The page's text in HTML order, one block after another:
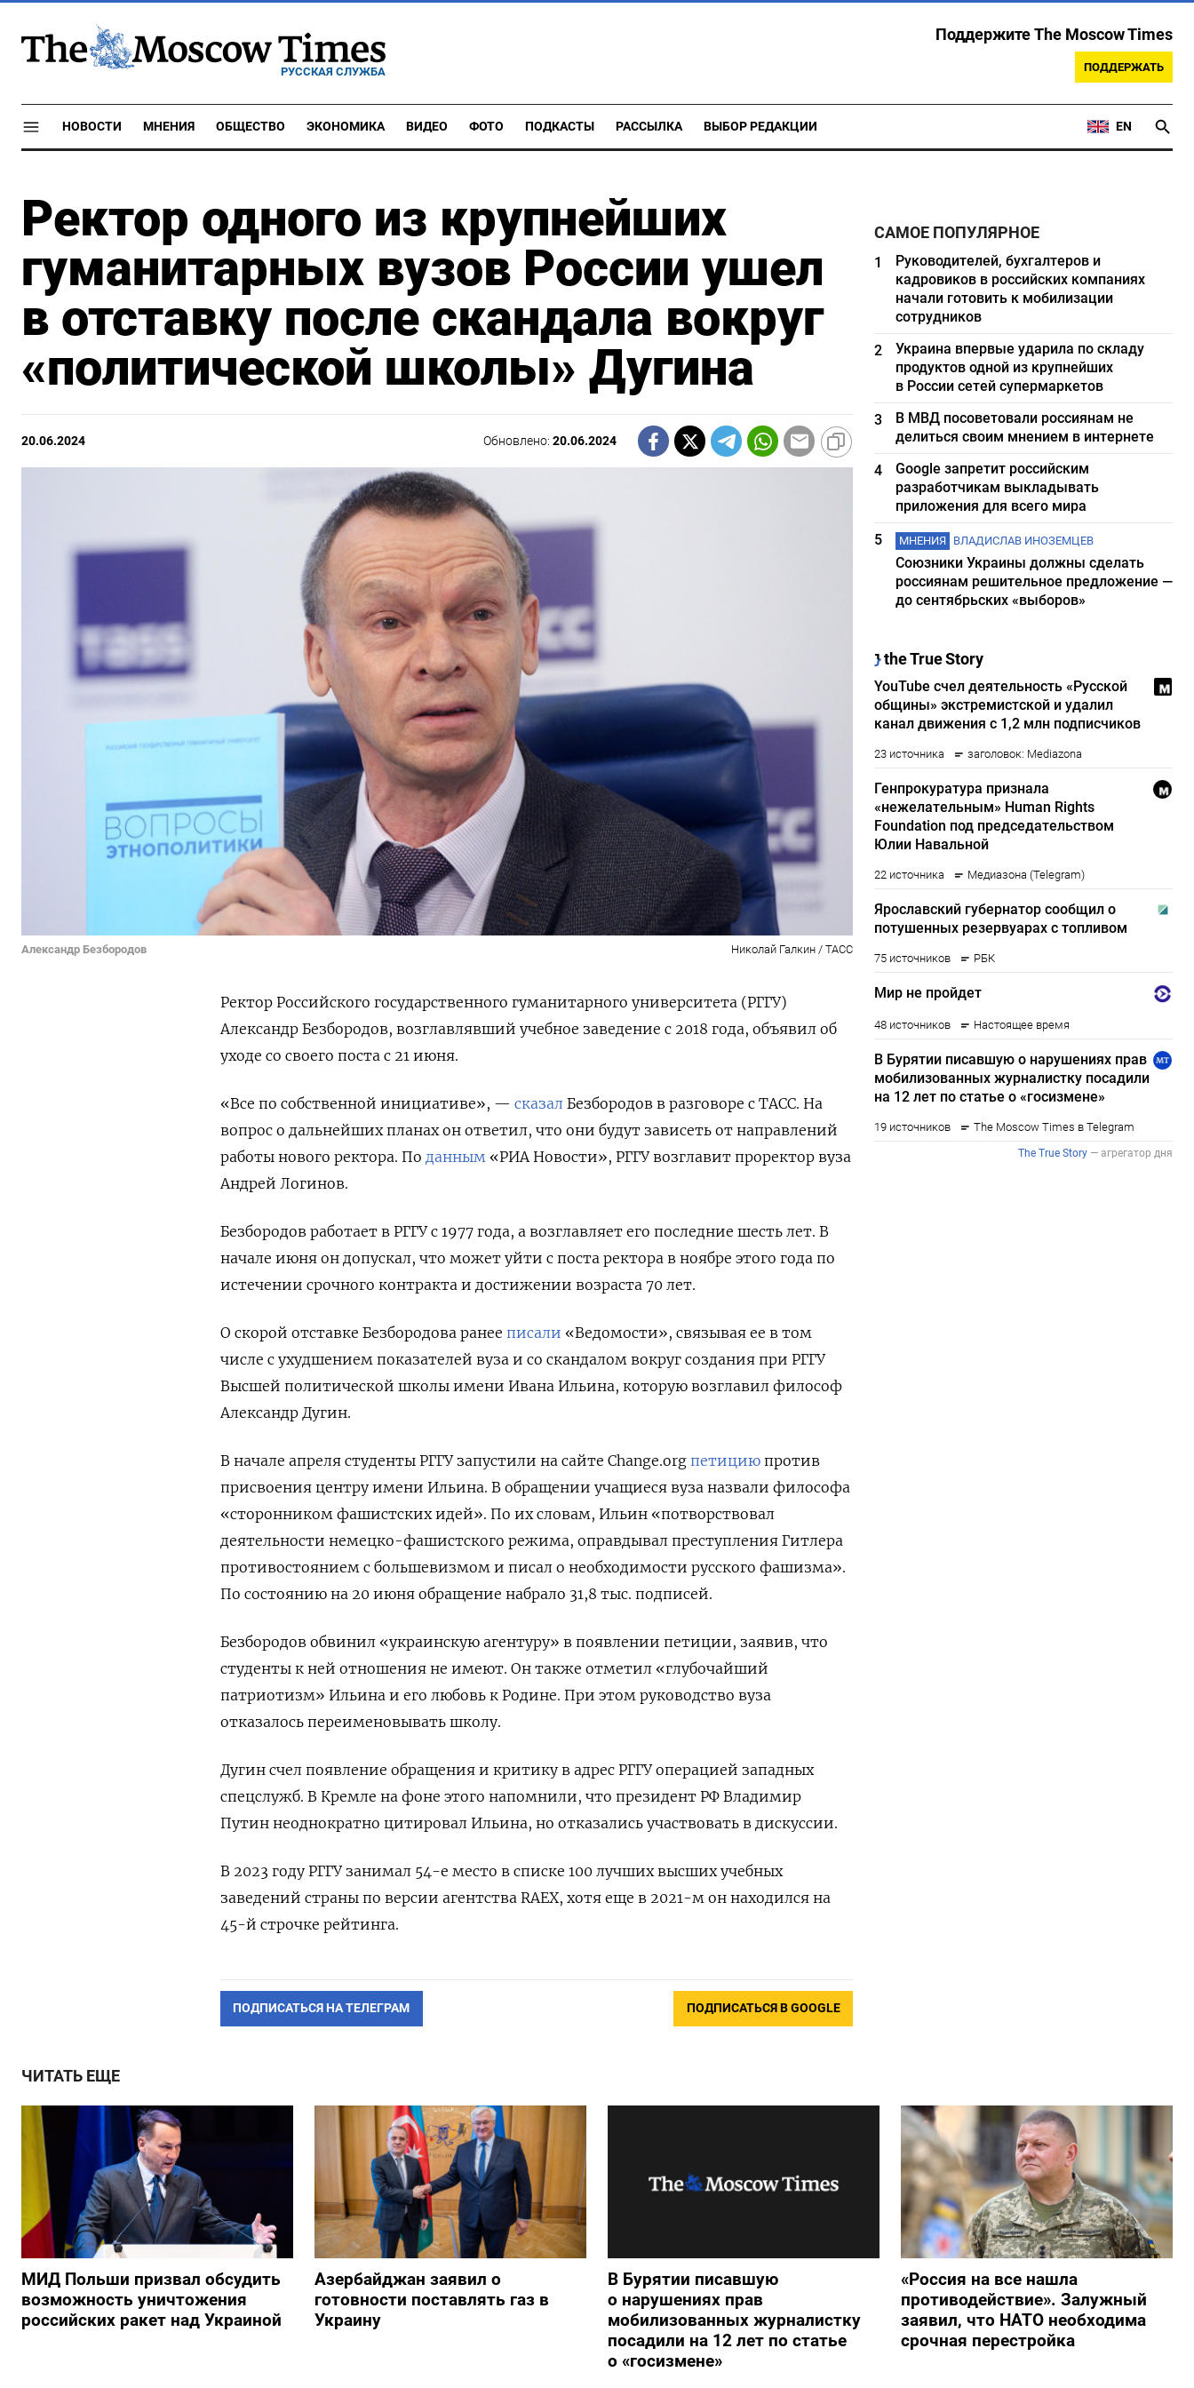
РУССКАЯ СЛУЖБА
Поддержите The Moscow Times
ПОДДЕРЖАТЬ
НОВОСТИ МНЕНИЯ ОБЩЕСТВО ЭКОНОМИКА ВИДЕО ФОТО ПОДКАСТЫ РАССЫЛКА ВЫБОР РЕДАКЦИИ EN
Ректор одного из крупнейших
гуманитарных вузов России ушел
в отставку после скандала вокруг
«политической школы» Дугина
20.06.2024 Обновлено:20.06.2024
Александр Безбородов Николай Галкин / ТАСС
Ректор Российского государственного гуманитарного университета (РГГУ)
Александр Безбородов, возглавлявший учебное заведение с 2018 года, объявил об
уходе со своего поста с 21 июня.
«Все по собственной инициативе», — сказал Безбородов в разговоре с ТАСС. На
вопрос о дальнейших планах он ответил, что они будут зависеть от направлений
работы нового ректора. По данным «РИА Новости», РГГУ возглавит проректор вуза
Андрей Логинов.
Безбородов работает в РГГУ с 1977 года, а возглавляет его последние шесть лет. В
начале июня он допускал, что может уйти с поста ректора в ноябре этого года по
истечении срочного контракта и достижении возраста 70 лет.
О скорой отставке Безбородова ранее писали «Ведомости», связывая ее в том
числе с ухудшением показателей вуза и со скандалом вокруг создания при РГГУ
Высшей политической школы имени Ивана Ильина, которую возглавил философ
Александр Дугин.
В начале апреля студенты РГГУ запустили на сайте Change.org петицию против
присвоения центру имени Ильина. В обращении учащиеся вуза назвали философа
«сторонником фашистских идей». По их словам, Ильин «потворствовал
деятельности немецко-фашистского режима, оправдывал преступления Гитлера
противостоянием с большевизмом и писал о необходимости русского фашизма».
По состоянию на 20 июня обращение набрало 31,8 тыс. подписей.
Безбородов обвинил «украинскую агентуру» в появлении петиции, заявив, что
студенты к ней отношения не имеют. Он также отметил «глубочайший
патриотизм» Ильина и его любовь к Родине. При этом руководство вуза
отказалось переименовывать школу.
Дугин счел появление обращения и критику в адрес РГГУ операцией западных
спецслужб. В Кремле на фоне этого напомнили, что президент РФ Владимир
Путин неоднократно цитировал Ильина, но отказались участвовать в дискуссии.
В 2023 году РГГУ занимал 54-е место в списке 100 лучших высших учебных
заведений страны по версии агентства RAEX, хотя еще в 2021-м он находился на
45-й строчке рейтинга.
ПОДПИСАТЬСЯ НА ТЕЛЕГРАМ ПОДПИСАТЬСЯ В GOOGLE
САМОЕ ПОПУЛЯРНОЕ
1
Руководителей, бухгалтеров и
кадровиков в российских компаниях
начали готовить к мобилизации
сотрудников
2
Украина впервые ударила по складу
продуктов одной из крупнейших
в России сетей супермаркетов
3
В МВД посоветовали россиянам не
делиться своим мнением в интернете
4
Google запретит российским
разработчикам выкладывать
приложения для всего мира
5
МНЕНИЯ ВЛАДИСЛАВ ИНОЗЕМЦЕВ
Союзники Украины должны сделать
россиянам решительное предложение —
до сентябрьских «выборов»
ЧИТАТЬ ЕЩЕ
МИД Польши призвал обсудить
возможность уничтожения
российских ракет над Украиной
Азербайджан заявил о
готовности поставлять газ в
Украину
В Бурятии писавшую
о нарушениях прав
мобилизованных журналистку
посадили на 12 лет по статье
о «госизмене»
«Россия на все нашла
противодействие». Залужный
заявил, что НАТО необходима
срочная перестройка